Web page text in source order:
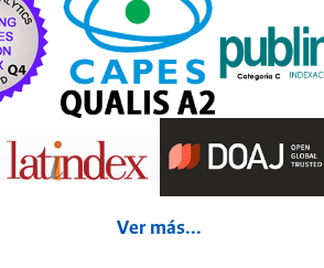
Ver más...